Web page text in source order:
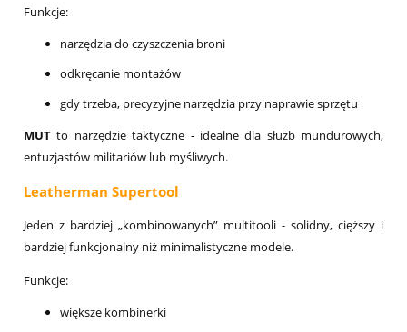
Funkcje:
narzędzia do czyszczenia broni
odkręcanie montażów
gdy trzeba, precyzyjne narzędzia przy naprawie sprzętu
MUT to narzędzie taktyczne - idealne dla służb mundurowych,
entuzjastów militariów lub myśliwych.
Leatherman Supertool
Jeden z bardziej „kombinowanych” multitooli - solidny, cięższy i
bardziej funkcjonalny niż minimalistyczne modele.
Funkcje:
większe kombinerki